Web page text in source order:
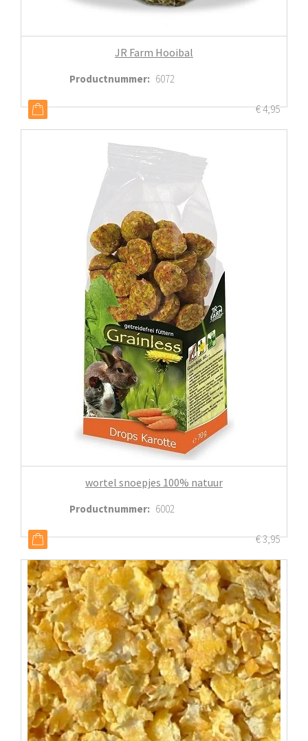
JR Farm Hooibal
Productnummer: 6072
€4,95
wortel snoepjes 100% natuur
Productnummer: 6002
€3,95